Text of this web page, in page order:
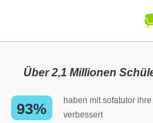
Über 2,1 Millionen
93%
haben mit sofatutor
verbessert